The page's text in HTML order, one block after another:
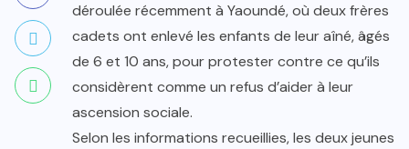
déroulée récemment à Yaoundé, où deux frères
cadets ont enlevé les enfants de leur aîné, âgés
de 6 et 10 ans, pour protester contre ce qu’ils
considèrent comme un refus d’aider à leur
ascension sociale.
Selon les informations recueillies, les deux jeunes